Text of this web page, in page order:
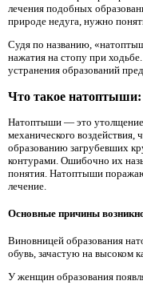
лечения подобных
природе недуга, нужно
Судя по названию,
нажатия на стопу при
устранения образований
Что такое
Натоптыши — это утолщение
механического
образованию загрубевших
контурами. Ошибочно их
понятия. Натоптыши
лечение.
Основные причины
Виновницей образования
обувь, зачастую на высоком
У женщин образования